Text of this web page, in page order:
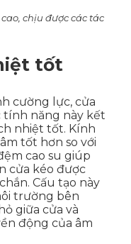
chịu được các tác
tốt
cường lực, cửa
tính năng này kết
nhiệt tốt. Kính
tốt hơn so với
cao su giúp
cửa kéo được
Cấu tạo này
trường bên
giữa cửa và
động của âm